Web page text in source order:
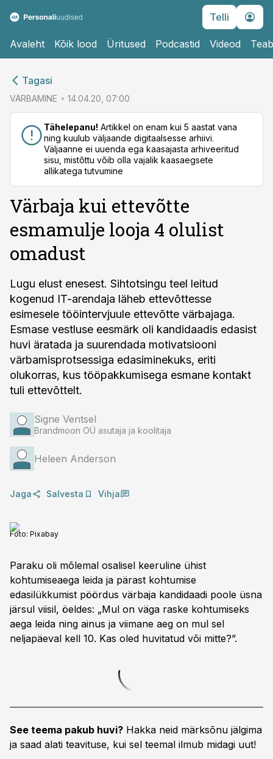
Telli
Avaleht Kõik lood Üritused Podcastid Videod
Tagasi
VÄRBAMINE 14.04.20, 07:00
Tähelepanu! Artikkel on enam kui 5 aastat vana
ning kuulub väljaande digitaalsesse arhiivi.
Väljaanne ei uuenda ega kaasajasta arhiveeritud
sisu, mistõttu võib olla vajalik kaasaegsete
allikatega tutvumine
Värbaja kui ettevõtte
esmamulje looja 4 olulist
omadust
Lugu elust enesest. Sihtotsingu teel leitud
kogenud IT-arendaja läheb ettevõttesse
esimesele tööintervjuule ettevõtte värbajaga.
Esmase vestluse eesmärk oli kandidaadis edasist
huvi äratada ja suurendada motivatsiooni
värbamisprotsessiga edasiminekuks, eriti
olukorras, kus tööpakkumisega esmane kontakt
tuli ettevõttelt.
Signe Ventsel
Brandmoon OÜ asutaja ja koolitaja
Heleen Anderson
Jaga Salvesta Vihja
Foto: Pixabay
Paraku oli mõlemal osalisel keeruline ühist
kohtumiseaega leida ja pärast kohtumise
edasilükkumist pöördus värbaja kandidaadi poole üsna
järsul viisil, öeldes: „Mul on väga raske kohtumiseks
aega leida ning ainus ja viimane aeg on mul sel
neljapäeval kell 10. Kas oled huvitatud või mitte?”.
See teema pakub huvi? Hakka neid märksõnu jälgima
ja saad alati teavituse, kui sel teemal ilmub midagi uut!